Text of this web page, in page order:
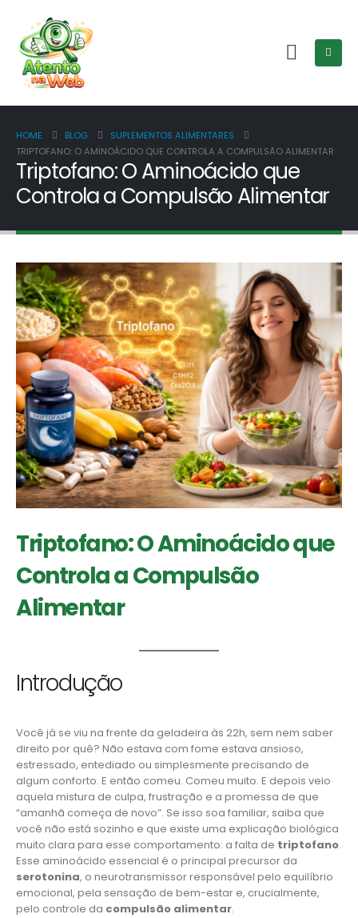
HOME BLOG
SUPLEMENTOS ALIMENTARES
TRIPTOFANO: O AMINOÁCIDO QUE CONTROLA A COMPULSÃO ALIMENTAR
Triptofano: O Aminoácido que
Controla a Compulsão Alimentar
Triptofano: O Aminoácido que
Controla a Compulsão
Alimentar
Introdução
Você já se viu na frente da geladeira às 22h, sem nem saber
direito por quê? Não estava com fome estava ansioso,
estressado, entediado ou simplesmente precisando de
algum conforto. E então comeu. Comeu muito. E depois veio
aquela mistura de culpa, frustração e a promessa de que
“amanhã começa de novo”. Se isso soa familiar, saiba que
você não está sozinho e que existe uma explicação biológica
muito clara para esse comportamento: a falta de triptofano.
Esse aminoácido essencial é o principal precursor da
serotonina, o neurotransmissor responsável pelo equilíbrio
emocional, pela sensação de bem-estar e, crucialmente,
pelo controle da compulsão alimentar.